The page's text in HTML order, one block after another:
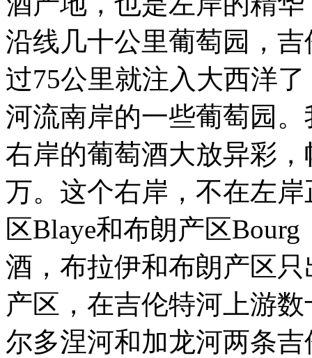
沿线几十公里葡萄园，
过75公里就注入大西洋
河流南岸的一些葡萄园
右岸的葡萄酒大放异彩
万。这个右岸，不在左
区Blaye和布朗产区
酒，布拉伊和布朗产区
产区，在吉伦特河上游
尔多涅河和加龙河两条